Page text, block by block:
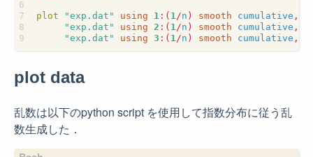
plot "exp.dat" using 1 : ( 1/n ) smooth cumulative ,
"exp.dat"
using 2 : ( 1/n ) smooth cumulative ,
"exp.dat"
using 3 : ( 1/n ) smooth cumulative ,
plot data
乱数は以下のpython script を使用して指数分布に従う乱
数生成した．